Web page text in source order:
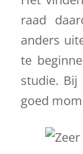
raad
anders
te
studie. Bij
goed